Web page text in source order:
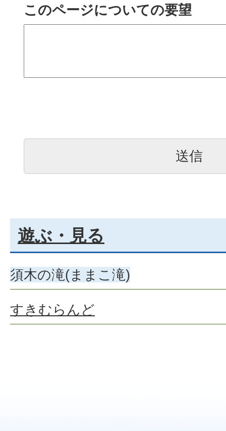
このページについての要望
遊ぶ・見る
須木の滝(ままこ滝)
すきむらんど